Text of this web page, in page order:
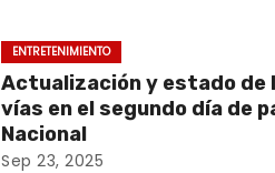
ENTRETENIMIENTO
Actualización y estado de
vías en el segundo día de
Nacional
Sep 23, 2025